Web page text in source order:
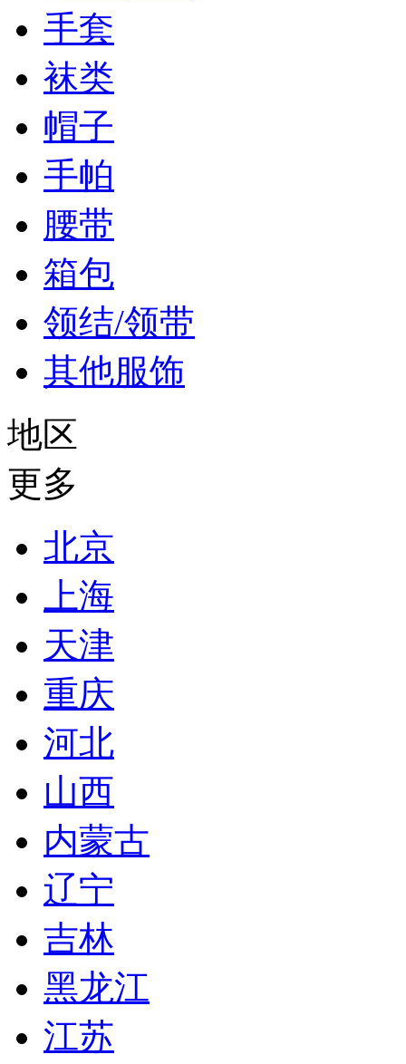
手套
袜类
帽子
手帕
腰带
箱包
领结/领带
其他服饰
地区
更多
北京
上海
天津
重庆
河北
山西
内蒙古
辽宁
吉林
黑龙江
江苏